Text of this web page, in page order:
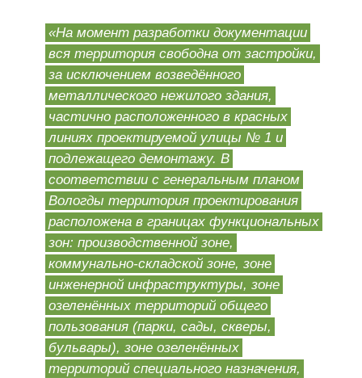
«На момент разработки документации
вся территория свободна от застройки,
за исключением возведённого
металлического нежилого здания,
частично расположенного в красных
линиях проектируемой улицы № 1 и
подлежащего демонтажу. В
соответствии с генеральным планом
Вологды территория проектирования
расположена в границах функциональных
зон: производственной зоне,
коммунально-складской зоне, зоне
инженерной инфраструктуры, зоне
озеленённых территорий общего
пользования (парки, сады, скверы,
бульвары), зоне озеленённых
территорий специального назначения,